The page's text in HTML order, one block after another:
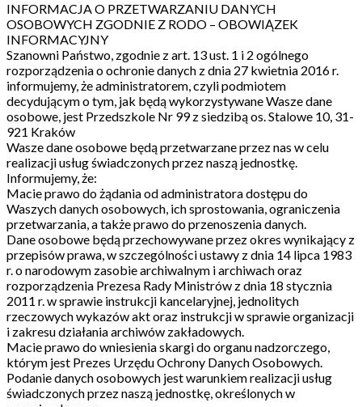
INFORMACJA O PRZETWARZANIU DANYCH
OSOBOWYCH ZGODNIE Z RODO – OBOWIĄZEK
INFORMACYJNY
Szanowni Państwo, zgodnie z art. 13 ust. 1 i 2 ogólnego
rozporządzenia o ochronie danych z dnia 27 kwietnia 2016 r.
informujemy, że administratorem, czyli podmiotem
decydującym o tym, jak będą wykorzystywane Wasze dane
osobowe, jest Przedszkole Nr 99 z siedzibą os. Stalowe 10, 31-
921 Kraków
Wasze dane osobowe będą przetwarzane przez nas w celu
realizacji usług świadczonych przez naszą jednostkę.
Informujemy, że:
Macie prawo do żądania od administratora dostępu do
Waszych danych osobowych, ich sprostowania, ograniczenia
przetwarzania, a także prawo do przenoszenia danych.
Dane osobowe będą przechowywane przez okres wynikający z
przepisów prawa, w szczególności ustawy z dnia 14 lipca 1983
r. o narodowym zasobie archiwalnym i archiwach oraz
rozporządzenia Prezesa Rady Ministrów z dnia 18 stycznia
2011 r. w sprawie instrukcji kancelaryjnej, jednolitych
rzeczowych wykazów akt oraz instrukcji w sprawie organizacji
i zakresu działania archiwów zakładowych.
Macie prawo do wniesienia skargi do organu nadzorczego,
którym jest Prezes Urzędu Ochrony Danych Osobowych.
Podanie danych osobowych jest warunkiem realizacji usług
świadczonych przez naszą jednostkę, określonych w